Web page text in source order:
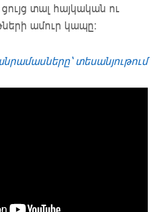
տալ հայկական ու
ամուր կապը:
տեսանյութում